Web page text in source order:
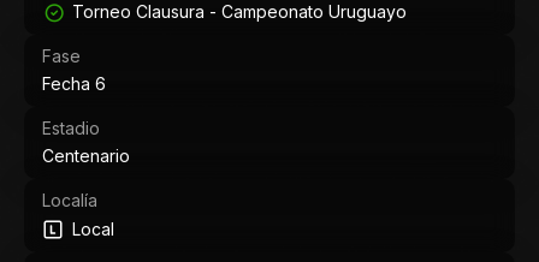
Torneo Clausura - Campeonato Uruguayo
Fase
Fecha 6
Estadio
Centenario
Localía
Local